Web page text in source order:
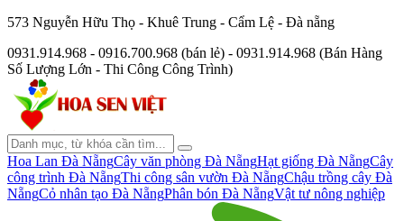
573 Nguyễn Hữu Thọ - Khuê Trung - Cẩm Lệ - Đà nẵng
0931.914.968 - 0916.700.968 (bán lẻ) - 0931.914.968 (Bán Hàng
Số Lượng Lớn - Thi Công Công Trình)
Hoa Lan Đà NẵngCây văn phòng Đà NẵngHạt giống Đà NẵngCây
công trình Đà NẵngThi công sân vườn Đà NẵngChậu trồng cây Đà
NẵngCỏ nhân tạo Đà NẵngPhân bón Đà NẵngVật tư nông nghiệp